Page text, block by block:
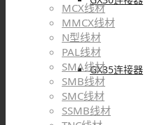
GX35连接器
MCX线材
MMCX线材
N型线材
PAL线材
SMA线材
SMB线材
SMC线材
SSMB线材